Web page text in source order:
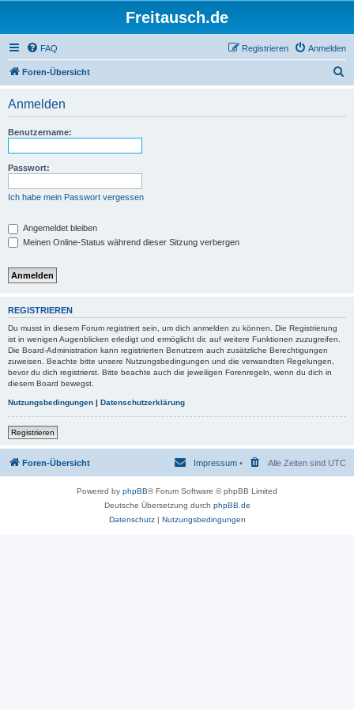
Freitausch.de
FAQ Anmelden
Registrieren
Foren-Übersicht
Anmelden
Benutzername:
Passwort:
Ich habe mein Passwort vergessen
Angemeldet bleiben
Meinen Online-Status während dieser Sitzung verbergen
REGISTRIEREN
Du musst in diesem Forum registriert sein, um dich anmelden zu können. Die Registrierung
ist in wenigen Augenblicken erledigt und ermöglicht dir, auf weitere Funktionen zuzugreifen.
Die Board-Administration kann registrierten Benutzern auch zusätzliche Berechtigungen
zuweisen. Beachte bitte unsere Nutzungsbedingungen und die verwandten Regelungen,
bevor du dich registrierst. Bitte beachte auch die jeweiligen Forenregeln, wenn du dich in
diesem Board bewegst.
Nutzungsbedingungen | Datenschutzerklärung
Registrieren
Foren-Übersicht Alle Zeiten sind UTC
Impressum •
Powered by phpBB® Forum Software © phpBB Limited
Deutsche Übersetzung durch phpBB.de
Datenschutz| Nutzungsbedingungen